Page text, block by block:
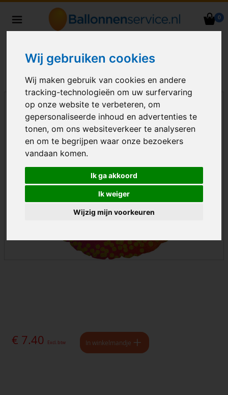
Wij gebruiken cookies
Wij maken gebruik van cookies en andere
tracking-technologieën om uw surfervaring
op onze website te verbeteren, om
gepersonaliseerde inhoud en advertenties te
tonen, om ons websiteverkeer te analyseren
en om te begrijpen waar onze bezoekers
vandaan komen.
Ik ga akkoord
Ik weiger
Wijzig mijn voorkeuren
0
Nederland
€ 7.40 Excl. btw In winkelmandje